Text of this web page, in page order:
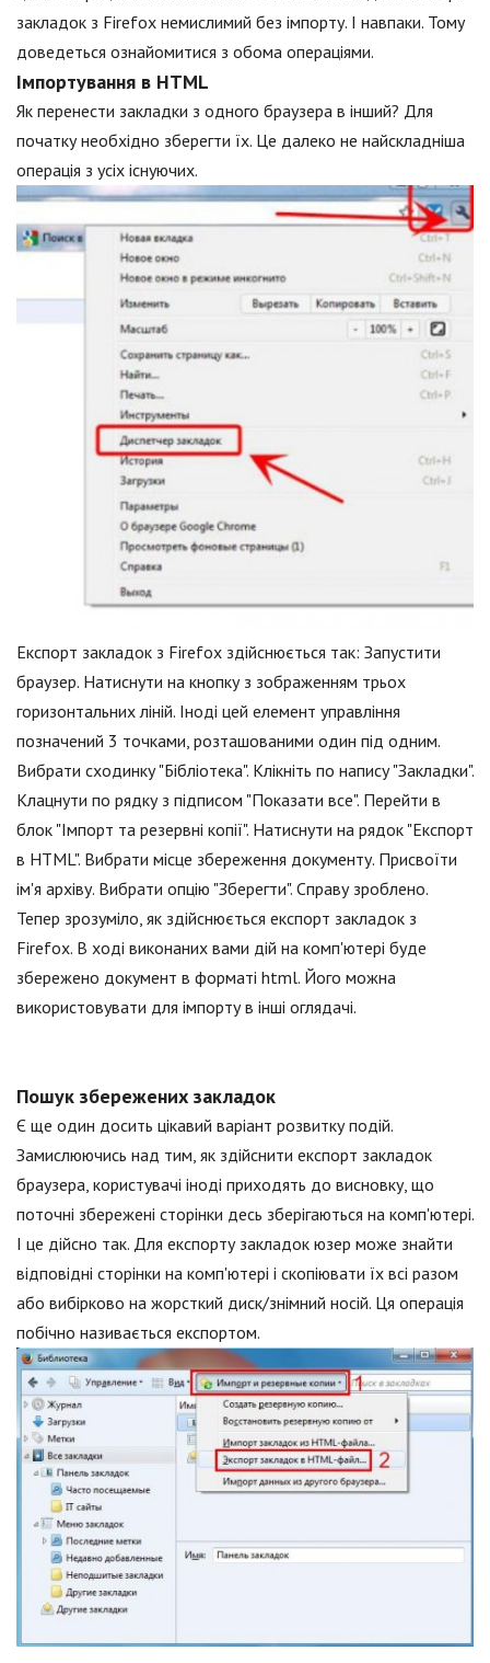
закладок з Firefox немислимий без імпорту. І навпаки. Тому
доведеться ознайомитися з обома операціями.
Імпортування в HTML
Як перенести закладки з одного браузера в інший? Для
початку необхідно зберегти їх. Це далеко не найскладніша
операція з усіх існуючих.
Експорт закладок з Firefox здійснюється так: Запустити
браузер. Натиснути на кнопку з зображенням трьох
горизонтальних ліній. Іноді цей елемент управління
позначений 3 точками, розташованими один під одним.
Вибрати сходинку "Бібліотека". Клікніть по напису "Закладки".
Клацнути по рядку з підписом "Показати все". Перейти в
блок "Імпорт та резервні копії". Натиснути на рядок "Експорт
в HTML". Вибрати місце збереження документу. Присвоїти
ім'я архіву. Вибрати опцію "Зберегти". Справу зроблено.
Тепер зрозуміло, як здійснюється експорт закладок з
Firefox. В ході виконаних вами дій на комп'ютері буде
збережено документ в форматі html. Його можна
використовувати для імпорту в інші оглядачі.
Пошук збережених закладок
Є ще один досить цікавий варіант розвитку подій.
Замислюючись над тим, як здійснити експорт закладок
браузера, користувачі іноді приходять до висновку, що
поточні збережені сторінки десь зберігаються на комп'ютері.
І це дійсно так. Для експорту закладок юзер може знайти
відповідні сторінки на комп'ютері і скопіювати їх всі разом
або вибірково на жорсткий диск/знімний носій. Ця операція
побічно називається експортом.